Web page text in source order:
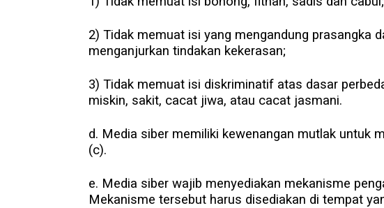
2) Tidak memuat isi yang mengandung prasangka
menganjurkan tindakan kekerasan;
3) Tidak memuat isi diskriminatif atas dasar
miskin, sakit, cacat jiwa, atau cacat jasmani.
d. Media siber memiliki kewenangan mutlak untuk
(c).
e. Media siber wajib menyediakan mekanisme
Mekanisme tersebut harus disediakan di tempat